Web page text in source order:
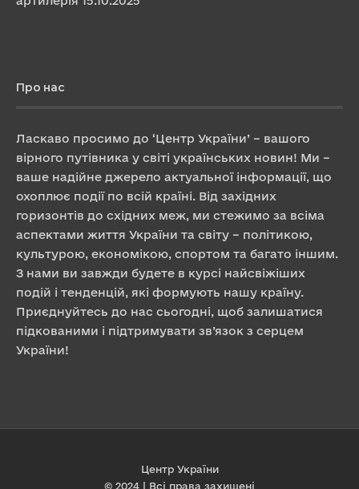
Про нас
Ласкаво просимо до ‘Центр України’ – вашого
вірного путівника у світі українських новин! Ми –
ваше надійне джерело актуальної інформації, що
охоплює події по всій країні. Від західних
горизонтів до східних меж, ми стежимо за всіма
аспектами життя України та світу – політикою,
культурою, економікою, спортом та багато іншим.
З нами ви завжди будете в курсі найсвіжіших
подій і тенденцій, які формують нашу країну.
Приєднуйтесь до нас сьогодні, щоб залишатися
підкованими і підтримувати зв’язок з серцем
України!
Центр України
© 2024 | Всі права захищені